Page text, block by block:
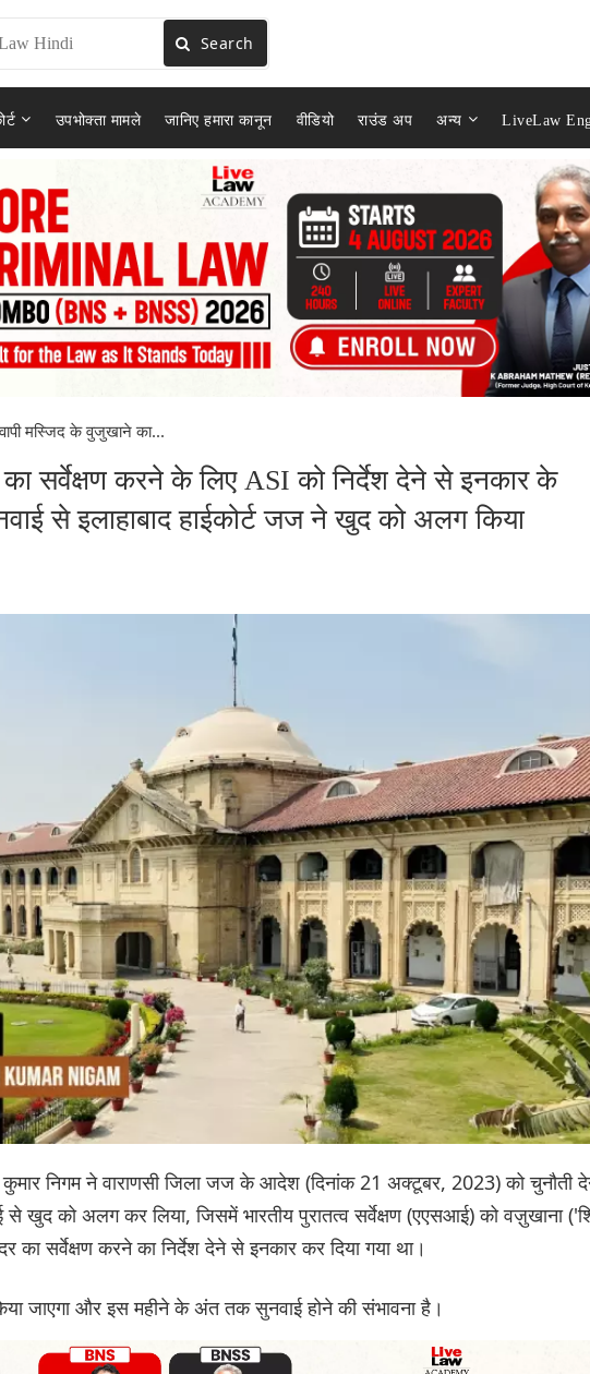
Search
उपभोक्ता मामले जानिए हमारा कानून वीडियो राउंड अप अन्य LiveLaw
मस्जिद के वुजुखाने का...
का सर्वेक्षण करने के लिए ASI को निर्देश देने से इनकार के
से इलाहाबाद हाईकोर्ट जज ने खुद को अलग किया
कुमार निगम ने वाराणसी जिला जज के आदेश (दिनांक 21 अक्टूबर, 2023) को चुनौती
से खुद को अलग कर लिया, जिसमें भारतीय पुरातत्व सर्वेक्षण (एएसआई) को वज़ुखाना
का सर्वेक्षण करने का निर्देश देने से इनकार कर दिया गया था।
जाएगा और इस महीने के अंत तक सुनवाई होने की संभावना है।